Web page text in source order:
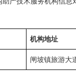
机构地址
闸坡镇旅游大